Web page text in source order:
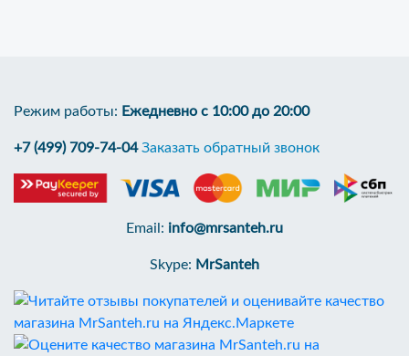
Режим работы: Ежедневно с 10:00 до 20:00
+7 (499) 709-74-04 Заказать обратный звонок
Email: info@mrsanteh.ru
Skype: MrSanteh